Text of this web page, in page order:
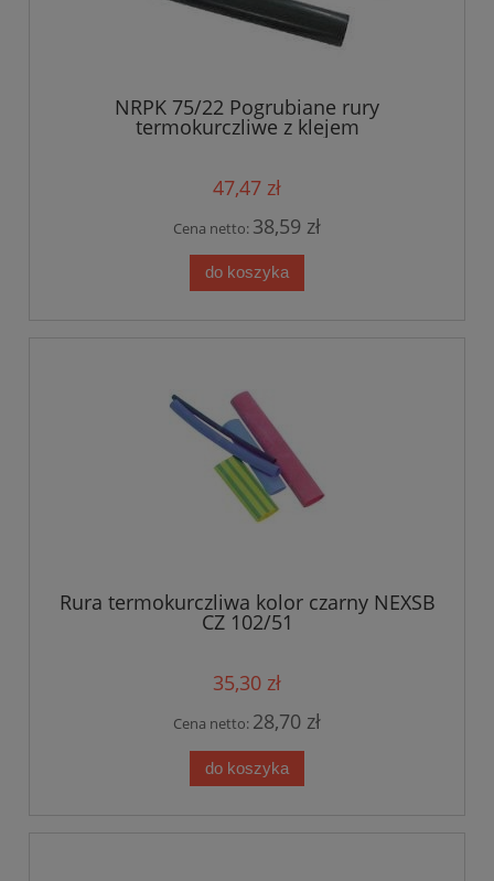
NRPK 75/22 Pogrubiane rury
termokurczliwe z klejem
47,47 zł
Cena netto: 38,59 zł
do koszyka
Rura termokurczliwa kolor czarny NEXSB
CZ 102/51
35,30 zł
Cena netto: 28,70 zł
do koszyka